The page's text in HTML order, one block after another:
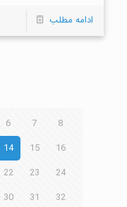
ادامه مطلب
6 7
8
14 15
16
22 23
24
30 31
32